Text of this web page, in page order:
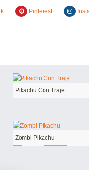
Pinterest
Pikachu Con Traje
Zombi Pikachu